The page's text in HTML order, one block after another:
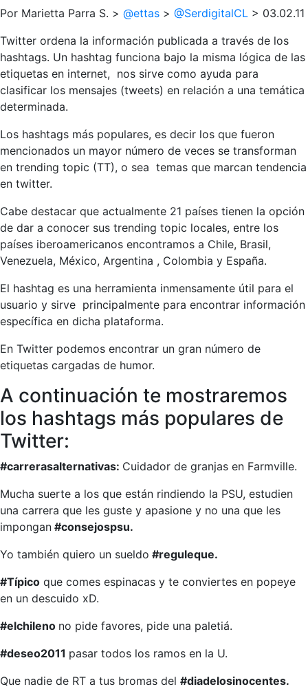
Por Marietta Parra S. > @ettas > @SerdigitalCL > 03.02.11
Twitter ordena la información publicada a través de los
hashtags. Un hashtag funciona bajo la misma lógica de las
etiquetas en internet, nos sirve como ayuda para
clasificar los mensajes (tweets) en relación a una temática
determinada.
Los hashtags más populares, es decir los que fueron
mencionados un mayor número de veces se transforman
en trending topic (TT), o sea temas que marcan tendencia
en twitter.
Cabe destacar que actualmente 21 países tienen la opción
de dar a conocer sus trending topic locales, entre los
países iberoamericanos encontramos a Chile, Brasil,
Venezuela, México, Argentina , Colombia y España.
El hashtag es una herramienta inmensamente útil para el
usuario y sirve principalmente para encontrar información
específica en dicha plataforma.
En Twitter podemos encontrar un gran número de
etiquetas cargadas de humor.
A continuación te mostraremos
los hashtags más populares de
Twitter:
#carrerasalternativas: Cuidador de granjas en Farmville.
Mucha suerte a los que están rindiendo la PSU, estudien
una carrera que les guste y apasione y no una que les
impongan #consejospsu.
Yo también quiero un sueldo #reguleque.
#Típico que comes espinacas y te conviertes en popeye
en un descuido xD.
#elchileno no pide favores, pide una paletiá.
#deseo2011 pasar todos los ramos en la U.
Que nadie de RT a tus bromas del #diadelosinocentes.